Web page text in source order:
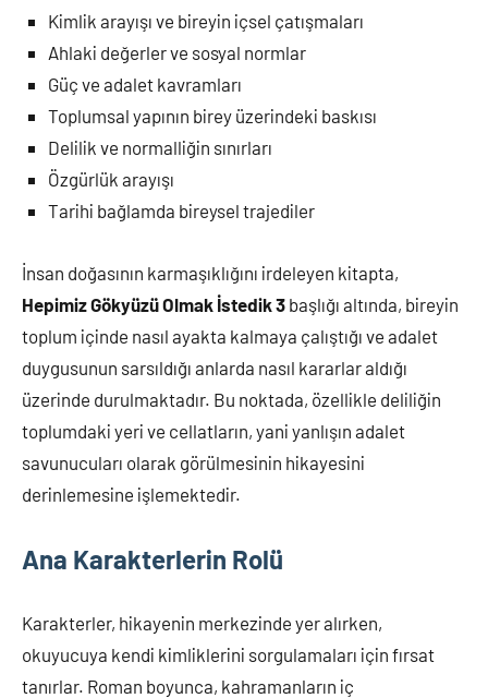
Kimlik arayışı ve bireyin içsel çatışmaları
Ahlaki değerler ve sosyal normlar
Güç ve adalet kavramları
Toplumsal yapının birey üzerindeki baskısı
Delilik ve normalliğin sınırları
Özgürlük arayışı
Tarihi bağlamda bireysel trajediler
İnsan doğasının karmaşıklığını irdeleyen kitapta,
Hepimiz Gökyüzü Olmak İstedik 3 başlığı altında, bireyin
toplum içinde nasıl ayakta kalmaya çalıştığı ve adalet
duygusunun sarsıldığı anlarda nasıl kararlar aldığı
üzerinde durulmaktadır. Bu noktada, özellikle deliliğin
toplumdaki yeri ve cellatların, yani yanlışın adalet
savunucuları olarak görülmesinin hikayesini
derinlemesine işlemektedir.
Ana Karakterlerin Rolü
Karakterler, hikayenin merkezinde yer alırken,
okuyucuya kendi kimliklerini sorgulamaları için fırsat
tanırlar. Roman boyunca, kahramanların iç